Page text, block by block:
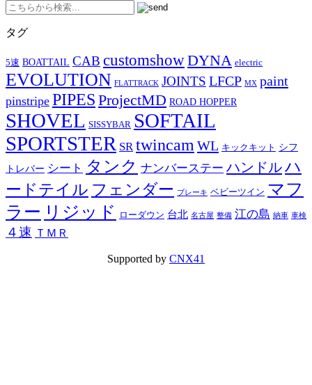
タグ
5速 BOATTAIL CAB customshowDYNA electric
EVOLUTION FLATTRACK JOINTS LFCP MX paint
pinstripe PIPES ProjectMD ROAD HOPPER
SHOVEL SISSYBAR SOFTAIL
SPORTSTER SR twincamWL キックキット シフ
トレバー シート タンク ナンバーステー ハンドルハ
ードテイル フェンダー ブレーキ ベビーツイン マフ
ラー リジッド ローダウン 台北 名古屋 整備 江の島 納車 車検
４速 ＴＭＲ
Supported by CNX41